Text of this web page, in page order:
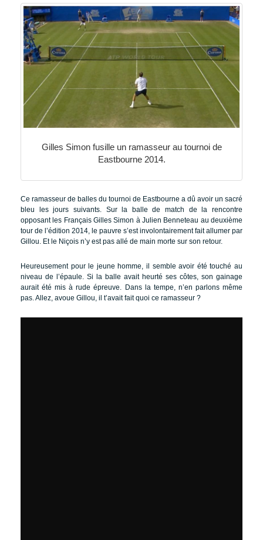
Gilles Simon fusille un ramasseur au tournoi de
Eastbourne 2014.
Ce ramasseur de balles du tournoi de Eastbourne a dû avoir un sacré
bleu les jours suivants. Sur la balle de match de la rencontre
opposant les Français Gilles Simon à Julien Benneteau au deuxième
tour de l’édition 2014, le pauvre s’est involontairement fait allumer par
Gillou. Et le Niçois n’y est pas allé de main morte sur son retour.
Heureusement pour le jeune homme, il semble avoir été touché au
niveau de l’épaule. Si la balle avait heurté ses côtes, son gainage
aurait été mis à rude épreuve. Dans la tempe, n’en parlons même
pas. Allez, avoue Gillou, il t’avait fait quoi ce ramasseur ?